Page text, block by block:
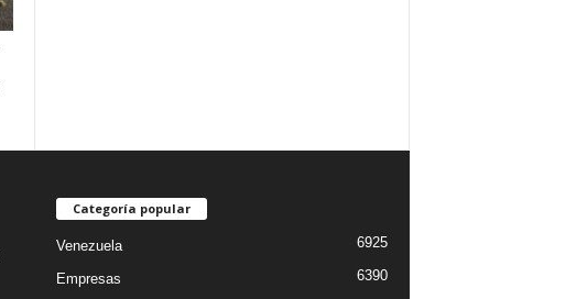
Categoría popular
Venezuela 6925
Empresas 6390